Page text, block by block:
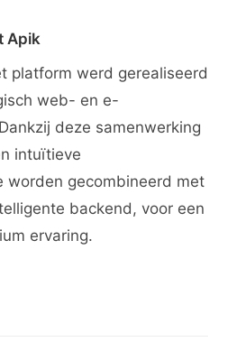
Apik
platform werd gerealiseerd
web- en e-
deze samenwerking
intuïtieve
worden gecombineerd met
backend, voor een
ervaring.